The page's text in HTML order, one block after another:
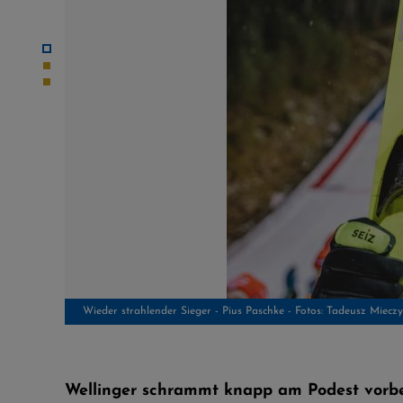
Paschke siegt vor Gregor Deschwanden und Daniel Tschofenig
Wellinger schrammt knapp am Podest